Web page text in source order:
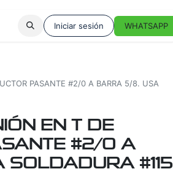
Iniciar sesión WHATSAPP
PASANTE #2/0 A BARRA 5/8. USA
EN T DE
#2/0 A
#115